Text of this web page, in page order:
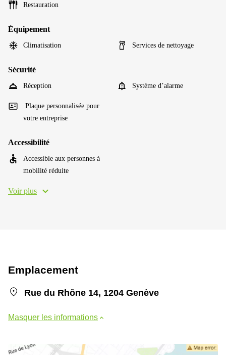
Restauration
Équipement
Climatisation Services de nettoyage
Sécurité
Réception Système d’alarme
Plaque personnalisée pour
votre entreprise
Accessibilité
Accessible aux personnes à
mobilité réduite
Voir plus
Emplacement
Rue du Rhône 14, 1204 Genève
Masquer les informations